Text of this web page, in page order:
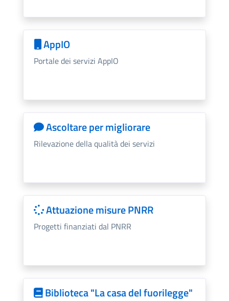
AppIO
Portale dei servizi AppIO
Ascoltare per migliorare
Rilevazione della qualità dei servizi
Attuazione misure PNRR
Progetti finanziati dal PNRR
Biblioteca "La casa del fuorilegge"